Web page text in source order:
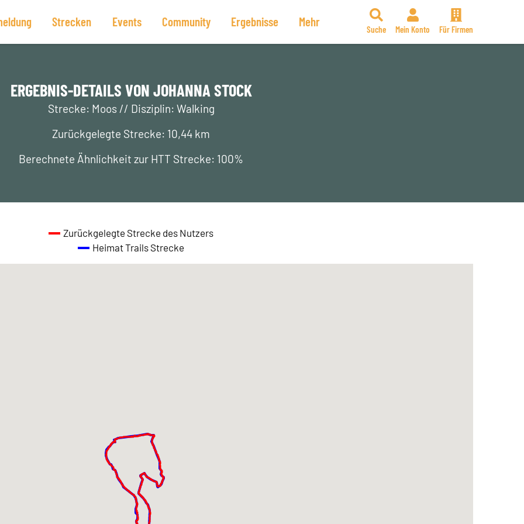
Strecken Events Community Ergebnisse Mehr
Suche Mein Konto Für Firmen
ERGEBNIS-DETAILS VON JOHANNA STOCK
Strecke: Moos // Disziplin: Walking
Zurückgelegte Strecke: 10,44 km
Berechnete Ähnlichkeit zur HTT Strecke: 100%
Zurückgelegte Strecke des Nutzers
Heimat Trails Strecke